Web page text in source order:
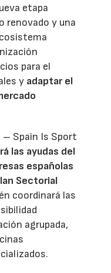
etapa
renovado y una
para el
y adaptar el
– Spain Is Sport
las ayudas del
españolas
Sectorial
coordinará las
agrupada,